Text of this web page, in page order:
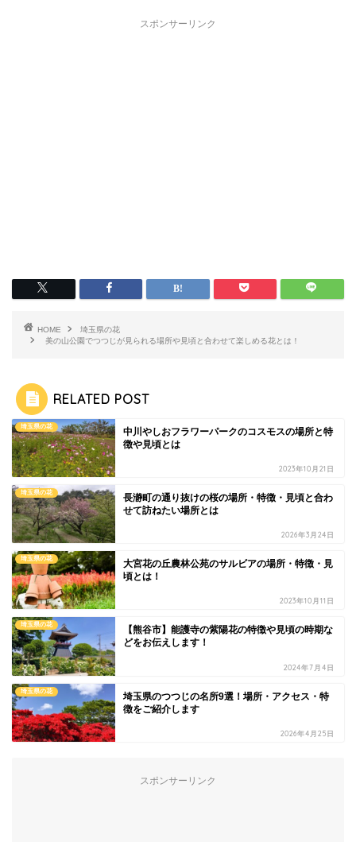
スポンサーリンク
HOME
埼玉県の花
美の山公園でつつじが見られる場所や見頃と合わせて楽しめる花とは！
RELATED POST
埼玉県の花
中川やしおフラワーパークのコスモスの場所と特
徴や見頃とは
2023年10月21日
埼玉県の花
長瀞町の通り抜けの桜の場所・特徴・見頃と合わ
せて訪ねたい場所とは
2026年3月24日
埼玉県の花
大宮花の丘農林公苑のサルビアの場所・特徴・見
頃とは！
2023年10月11日
埼玉県の花
【熊谷市】能護寺の紫陽花の特徴や見頃の時期な
どをお伝えします！
2024年7月4日
埼玉県の花
埼玉県のつつじの名所9選！場所・アクセス・特
徴をご紹介します
2026年4月25日
スポンサーリンク